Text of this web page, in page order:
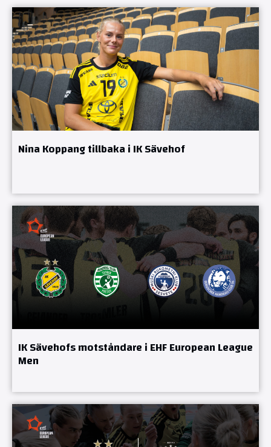
Nina Koppang tillbaka i IK Sävehof
IK Sävehofs motståndare i EHF European League
Men